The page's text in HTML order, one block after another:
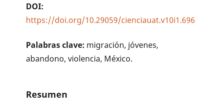
DOI:
https://doi.org/10.29059/cienciauat.v10i1.696
Palabras clave: migración, jóvenes,
abandono, violencia, México.
Resumen